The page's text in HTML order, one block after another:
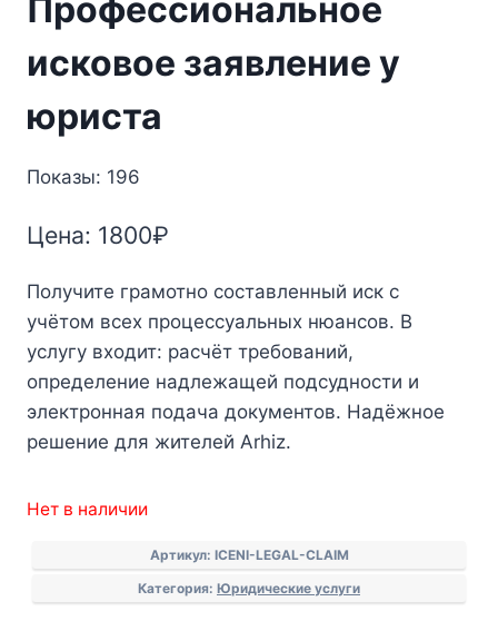
Профессиональное
исковое заявление у
юриста
Показы: 196
Цена: 1800₽
Получите грамотно составленный иск с
учётом всех процессуальных нюансов. В
услугу входит: расчёт требований,
определение надлежащей подсудности и
электронная подача документов. Надёжное
решение для жителей Arhiz.
Нет в наличии
Артикул: ICENI-LEGAL-CLAIM
Категория: Юридические услуги